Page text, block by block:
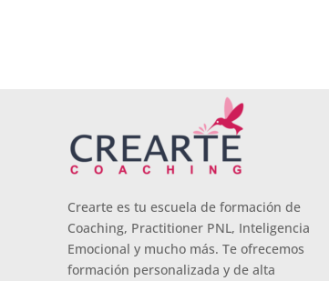
Crearte es tu escuela de formación de
Coaching, Practitioner PNL, Inteligencia
Emocional y mucho más. Te ofrecemos
formación personalizada y de alta